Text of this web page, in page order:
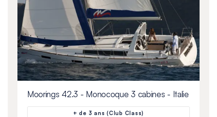
Moorings 42.3 - Monocoque 3 cabines - Italie
+ de 3 ans (Club Class)